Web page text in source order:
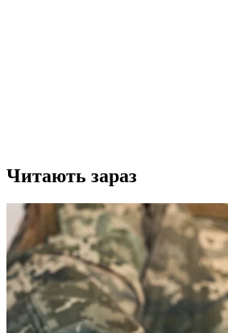
Читають зараз